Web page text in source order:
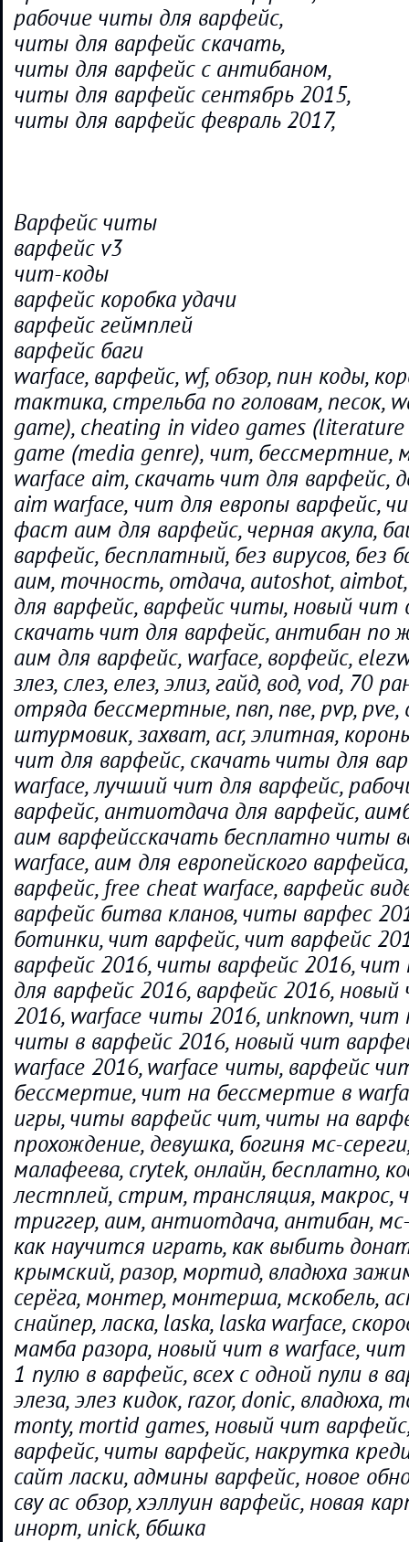
рабочие читы для варфейс,
читы для варфейс скачать,
читы для варфейс с антибаном,
читы для варфейс сентябрь 2015,
читы для варфейс февраль 2017,
Варфейс читы
варфейс v3
чит-коды
варфейс коробка удачи
варфейс геймплей
варфейс баги
warface, варфейс, wf, обзор, пин коды,
тактика, стрельба по головам, песок,
game), cheating in video games
game (media genre), чит, бессмертние,
warface aim, скачать чит для варфейс,
aim warface, чит для европы варфейс,
фаст аим для варфейс, черная акула,
варфейс, бесплатный, без вирусов, без
аим, точность, отдача, autoshot,
для варфейс, варфейс читы, новый чит
скачать чит для варфейс, антибан по
аим для варфейс, warface, ворфейс,
злез, слез, елез, элиз, гайд, вод, vod, 70
отряда бессмертные, пвп, пве, pvp, pve,
штурмовик, захват, acr, элитная,
чит для варфейс, скачать читы для
warface, лучший чит для варфейс,
варфейс, антиотдача для варфейс,
аим варфейсскачать бесплатно читы
warface, аим для европейского
варфейс, free cheat warface, варфейс
варфейс битва кланов, читы варфес
ботинки, чит варфейс, чит варфейс
варфейс 2016, читы варфейс 2016,
для варфейс 2016, варфейс 2016,
2016, warface читы 2016, unknown, чит
читы в варфейс 2016, новый чит
warface 2016, warface читы, варфейс
бессмертие, чит на бессмертие в
игры, читы варфейс чит, читы на
прохождение, девушка, богиня мс-
малафеева, crytek, онлайн, бесплатно,
лестплей, стрим, трансляция, макрос,
триггер, аим, антиотдача, антибан,
как научится играть, как выбить
крымский, разор, мортид, владюха
серёга, монтер, монтерша, мскобель,
снайпер, ласка, laska, laska warface,
мамба разора, новый чит в warface,
1 пулю в варфейс, всех с одной пули в
элеза, элез кидок, razor, donic, владюха,
monty, mortid games, новый чит
варфейс, читы варфейс, накрутка
сайт ласки, админы варфейс, новое
сву ас обзор, хэллуин варфейс, новая
инорт, unick, ббшка